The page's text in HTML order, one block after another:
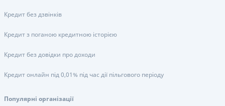
Кредит без дзвінків
Кредит з поганою кредитною історією
Кредит без довідки про доходи
Кредит онлайн під 0,01% під час дії пільгового періоду
Популярні організації